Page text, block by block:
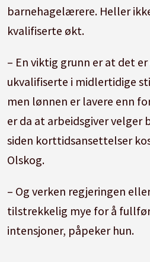
barnehagelærere. Heller
kvalifiserte økt.
– En viktig grunn er at det
ukvalifiserte i midlertidige
men lønnen er lavere enn
er da at arbeidsgiver velger
siden korttidsansettelser
Olskog.
– Og verken regjeringen
tilstrekkelig mye for å
intensjoner, påpeker hun.